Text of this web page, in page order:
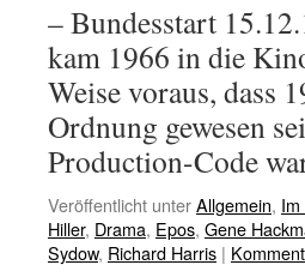
– Bundesstart
kam 1966 in die
Weise voraus, dass
Ordnung gewesen
Production-Code
Veröffentlicht unterAllgemein,
Hiller, Drama, Epos, Gene
Sydow, Richard Harris |